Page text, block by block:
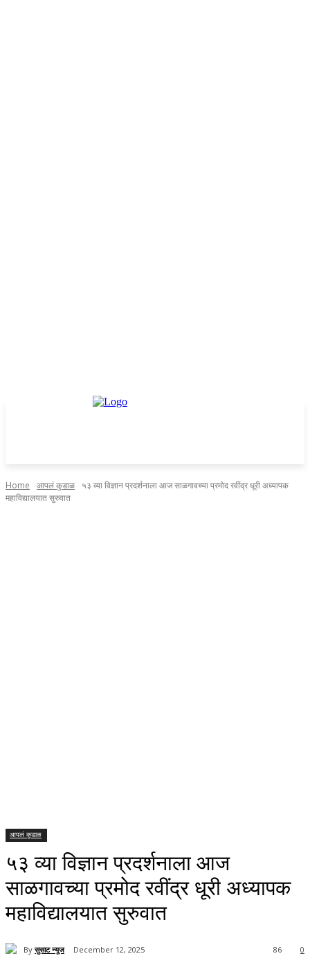
Home आपलं कुडाळ
५३ व्या विज्ञान प्रदर्शनाला आज साळगावच्या प्रमोद रवींद्र धूरी अध्यापक
महाविद्यालयात सुरुवात
आपलं कुडाळ
५३ व्या विज्ञान प्रदर्शनाला आज
साळगावच्या प्रमोद रवींद्र धूरी अध्यापक
महाविद्यालयात सुरुवात
By सुसाट न्यूज December 12, 2025 0
86